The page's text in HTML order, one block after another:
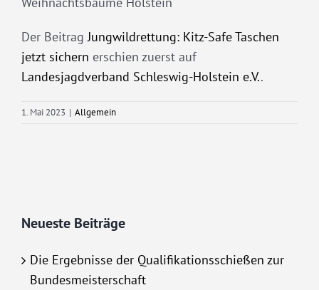
Der BeitragJungwildrettung: Kitz-Safe Taschen
jetzt sichern erschien zuerst auf
Landesjagdverband Schleswig-Holstein e.V..
1. Mai 2023 | Allgemein
Neueste Beiträge
Die Ergebnisse der Qualifikationsschießen zur
Bundesmeisterschaft